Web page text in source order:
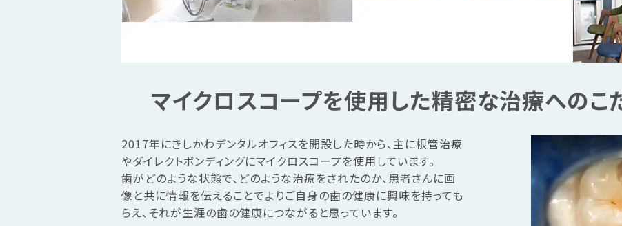
マイクロスコープを使用した精密な治療へのこ
2017年にきしかわデンタルオフィスを開設した時から、主に根管治療
やダイレクトボンディングにマイクロスコープを使用しています。
歯がどのような状態で、どのような治療をされたのか、患者さんに画
像と共に情報を伝えることでよりご自身の歯の健康に興味を持っても
らえ、それが生涯の歯の健康につながると思っています。